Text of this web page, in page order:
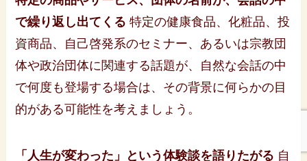
で繰り返し出てくる 特定の健康食品、化粧品、投
資商品、自己啓発系のセミナー、あるいは宗教団
体や政治団体に関連する話題が、自然な会話の中
で何度も登場する場合は、その背景に何らかの目
的がある可能性を考えましょう。
「人生が変わった」という体験談を語りたがる 自